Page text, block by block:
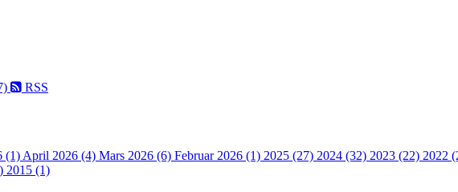
RSS
(1) April 2026 (4) Mars 2026 (6) Februar 2026 (1) 2025 (27) 2024 (32) 2023 (22) 2022
2015 (1)